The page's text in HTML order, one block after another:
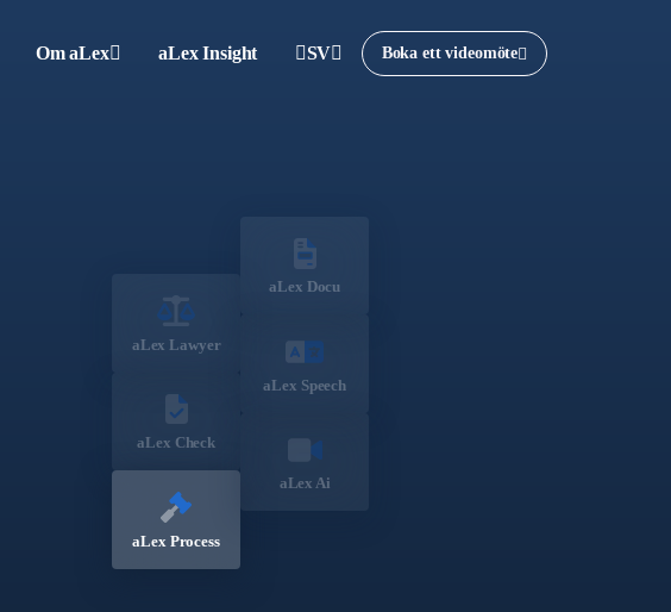
Om aLex aLex Insight SV Boka ett videomöte
aLex Lawyer
aLex Check
aLex Process
aLex Docu
aLex Speech
aLex Ai